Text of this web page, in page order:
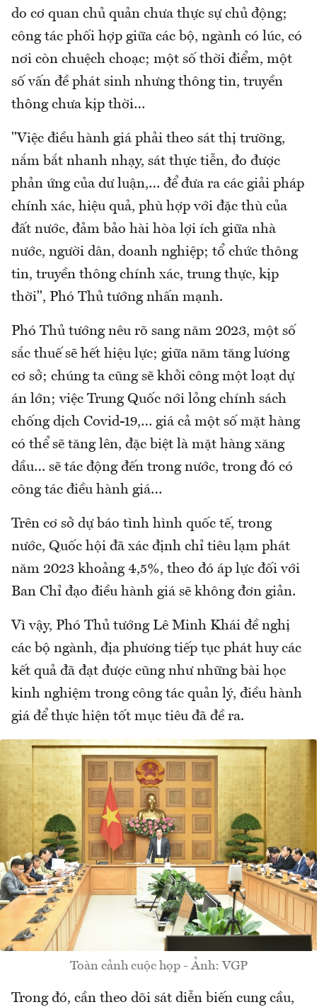
do cơ quan chủ quản chưa thực sự chủ động;
công tác phối hợp giữa các bộ, ngành có lúc, có
nơi còn chuệch choạc; một số thời điểm, một
số vấn đề phát sinh nhưng thông tin, truyền
thông chưa kịp thời…
"Việc điều hành giá phải theo sát thị trường,
nắm bắt nhanh nhạy, sát thực tiễn, đo được
phản ứng của dư luận,… để đưa ra các giải pháp
chính xác, hiệu quả, phù hợp với đặc thù của
đất nước, đảm bảo hài hòa lợi ích giữa nhà
nước, người dân, doanh nghiệp; tổ chức thông
tin, truyền thông chính xác, trung thực, kịp
thời", Phó Thủ tướng nhấn mạnh.
Phó Thủ tướng nêu rõ sang năm 2023, một số
sắc thuế sẽ hết hiệu lực; giữa năm tăng lương
cơ sở; chúng ta cũng sẽ khởi công một loạt dự
án lớn; việc Trung Quốc nới lỏng chính sách
chống dịch Covid-19,… giá cả một số mặt hàng
có thể sẽ tăng lên, đặc biệt là mặt hàng xăng
dầu… sẽ tác động đến trong nước, trong đó có
công tác điều hành giá…
Trên cơ sở dự báo tình hình quốc tế, trong
nước, Quốc hội đã xác định chỉ tiêu lạm phát
năm 2023 khoảng 4,5%, theo đó áp lực đối với
Ban Chỉ đạo điều hành giá sẽ không đơn giản.
Vì vậy, Phó Thủ tướng Lê Minh Khái đề nghị
các bộ ngành, địa phương tiếp tục phát huy các
kết quả đã đạt được cũng như những bài học
kinh nghiệm trong công tác quản lý, điều hành
giá để thực hiện tốt mục tiêu đã đề ra.
Toàn cảnh cuộc họp - Ảnh: VGP
Trong đó, cần theo dõi sát diễn biến cung cầu,